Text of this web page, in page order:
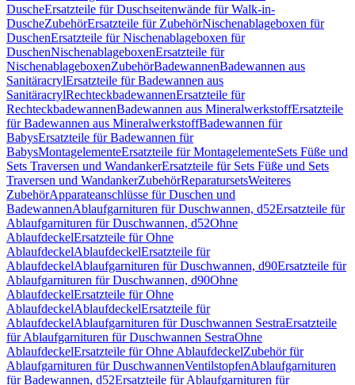
DuscheErsatzteile für Duschseitenwände für Walk-in-
DuscheZubehörErsatzteile für ZubehörNischenablageboxen für
DuschenErsatzteile für Nischenablageboxen für
DuschenNischenablageboxenErsatzteile für
NischenablageboxenZubehörBadewannenBadewannen aus
SanitäracrylErsatzteile für Badewannen aus
SanitäracrylRechteckbadewannenErsatzteile für
RechteckbadewannenBadewannen aus MineralwerkstoffErsatzteile
für Badewannen aus MineralwerkstoffBadewannen für
BabysErsatzteile für Badewannen für
BabysMontagelementeErsatzteile für MontagelementeSets Füße und
Sets Traversen und WandankerErsatzteile für Sets Füße und Sets
Traversen und WandankerZubehörReparatursetsWeiteres
ZubehörApparateanschlüsse für Duschen und
BadewannenAblaufgarnituren für Duschwannen, d52Ersatzteile für
Ablaufgarnituren für Duschwannen, d52Ohne
AblaufdeckelErsatzteile für Ohne
AblaufdeckelAblaufdeckelErsatzteile für
AblaufdeckelAblaufgarnituren für Duschwannen, d90Ersatzteile für
Ablaufgarnituren für Duschwannen, d90Ohne
AblaufdeckelErsatzteile für Ohne
AblaufdeckelAblaufdeckelErsatzteile für
AblaufdeckelAblaufgarnituren für Duschwannen SestraErsatzteile
für Ablaufgarnituren für Duschwannen SestraOhne
AblaufdeckelErsatzteile für Ohne AblaufdeckelZubehör für
Ablaufgarnituren für DuschwannenVentilstopfenAblaufgarnituren
für Badewannen, d52Ersatzteile für Ablaufgarnituren für